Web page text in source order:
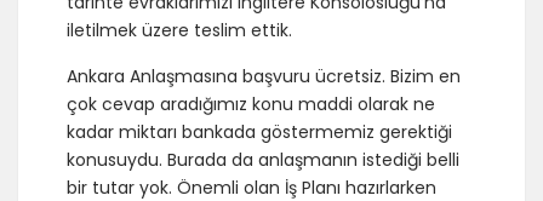
iletilmek üzere teslim ettik.
Ankara Anlaşmasına başvuru ücretsiz. Bizim en
çok cevap aradığımız konu maddi olarak ne
kadar miktarı bankada göstermemiz gerektiği
konusuydu. Burada da anlaşmanın istediği belli
bir tutar yok. Önemli olan İş Planı hazırlarken